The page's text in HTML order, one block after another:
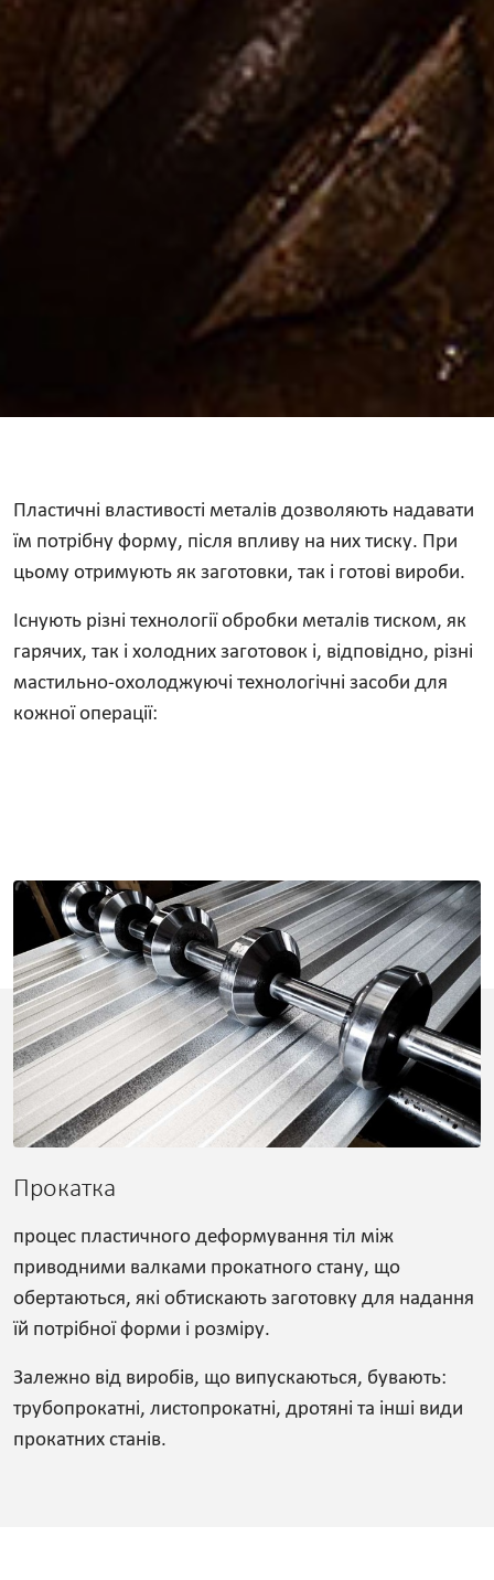
Пластичні властивості металів дозволяють надавати
їм потрібну форму, після впливу на них тиску. При
цьому отримують як заготовки, так і готові вироби.
Існують різні технології обробки металів тиском, як
гарячих, так і холодних заготовок і, відповідно, різні
мастильно-охолоджуючі технологічні засоби для
кожної операції:
Прокатка
процес пластичного деформування тіл між
приводними валками прокатного стану, що
обертаються, які обтискають заготовку для надання
їй потрібної форми і розміру.
Залежно від виробів, що випускаються, бувають:
трубопрокатні, листопрокатні, дротяні та інші види
прокатних станів.